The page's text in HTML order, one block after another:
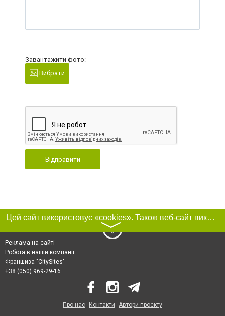
Завантажити фото:
Вибрати
Відправити
Цей сайт використовує «cookies». Також веб-сайт використовує інтернет-сервіс для збору технічних даних стосовно відвідувачів з метою отримання маркетингової та статистичної інформації. Умови обробки даних відвідувачів сайту див.
〉
Реклама на сайті
Робота в нашій компанії
Франшиза "CitySites"
+38 (050) 969-29-16
Про нас Контакти Автори проєкту